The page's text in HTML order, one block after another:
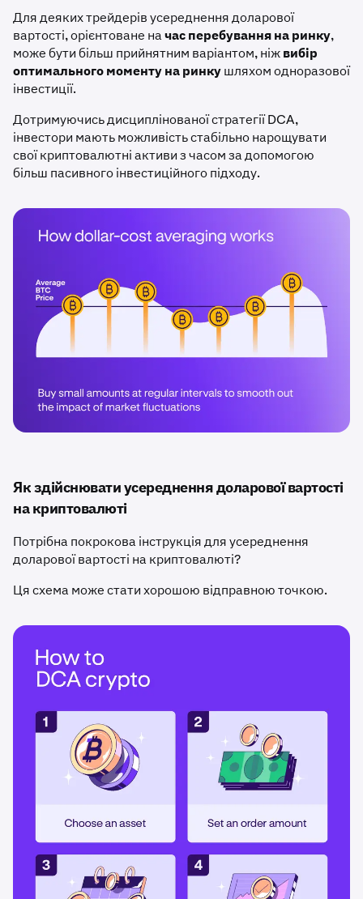
Для деяких трейдерів усереднення доларової
вартості, орієнтоване начас перебування на ринку,
може бути більш прийнятним варіантом, ніжвибір
оптимального моменту на ринкушляхом одноразової
інвестиції.
Дотримуючись дисциплінованої стратегії DCA,
інвестори мають можливість стабільно нарощувати
свої криптовалютні активи з часом за допомогою
більш пасивного інвестиційного підходу.
Як здійснювати усереднення доларової вартості
на криптовалюті
Потрібна покрокова інструкція для усереднення
доларової вартості на криптовалюті?
Ця схема може стати хорошою відправною точкою.